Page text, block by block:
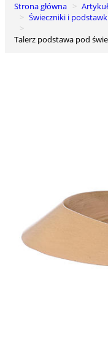
0
Koszyk
Strona główna
Świeczniki i
Talerz podstawa pod